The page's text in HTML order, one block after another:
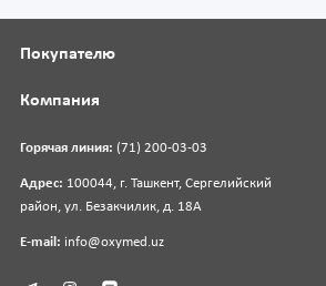
Горячая линия: (71) 200-03-03
Адрес: 100044, г. Ташкент, Сергелийский
район, ул. Безакчилик, д. 18А
E-mail: info@oxymed.uz
Покупателю
Компания